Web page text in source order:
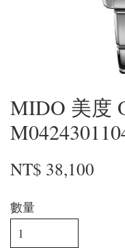
MIDO 美度
NT$ 38,100
數量